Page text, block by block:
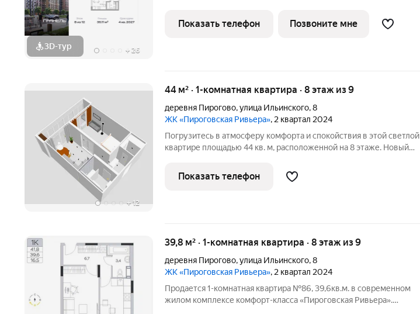
3D-тур + 26
двор. Современный микрорайон реализуется по концепции
комплексного
Показать телефон Позвоните мне
+12
44 м² · 1-комнатная квартира · 8 этаж из 9
деревня Пирогово,улица Ильинского,8
ЖК «Пироговская Ривьера», 2 квартал 2024
Погрузитесь в атмосферу комфорта и спокойствия в этой светлой
квартире площадью 44 кв. м, расположенной на 8 этаже. Новый
идеальным местом для жизни. Из окон открывается потрясающий
вид на
Показать телефон
39,8 м² · 1-комнатная квартира · 8 этаж из 9
деревня Пирогово,улица Ильинского,8
ЖК «Пироговская Ривьера», 2 квартал 2024
Продается 1-комнатная квартира №86, 39,6кв.м. в современном
жилом комплексе комфорт-класса «Пироговская Ривьера».